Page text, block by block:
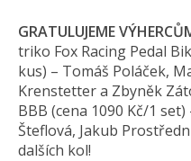
GRATULUJEME
triko Fox Racing Pedal
kus) – Tomáš Poláček,
Krenstetter a Zbyněk
BBB (cena 1090 Kč/1
Šteflová, Jakub
dalších kol!